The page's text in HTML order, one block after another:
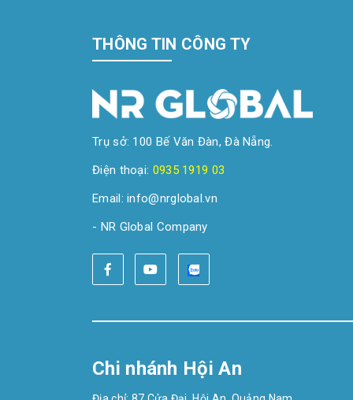
THÔNG TIN CÔNG TY
Trụ sở: 100 Bế Văn Đàn, Đà Nẵng.
Điện thoại: 0935 1919 03
Email: info@nrglobal.vn
- NR Global Company
Chi nhánh Hội An